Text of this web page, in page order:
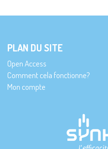
PLAN DU SITE
Open Access
Comment cela fonctionne?
Mon compte